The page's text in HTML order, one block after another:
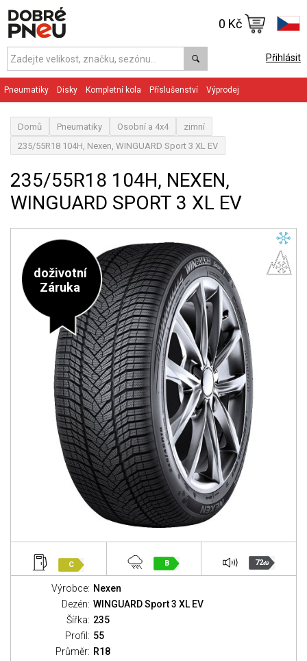
Přihlásit
0 Kč
Pneumatiky Disky Kompletní kola Příslušenství Výprodej
Domů Pneumatiky Osobní a 4x4
zimní
235/55R18 104H, Nexen, WINGUARD Sport 3 XL EV
235/55R18 104H, NEXEN,
WINGUARD SPORT 3 XL EV
doživotní
Záruka
C B 72dB
Výrobce: Nexen
Dezén: WINGUARD Sport 3 XL EV
Šířka: 235
Profil: 55
Průměr: R18